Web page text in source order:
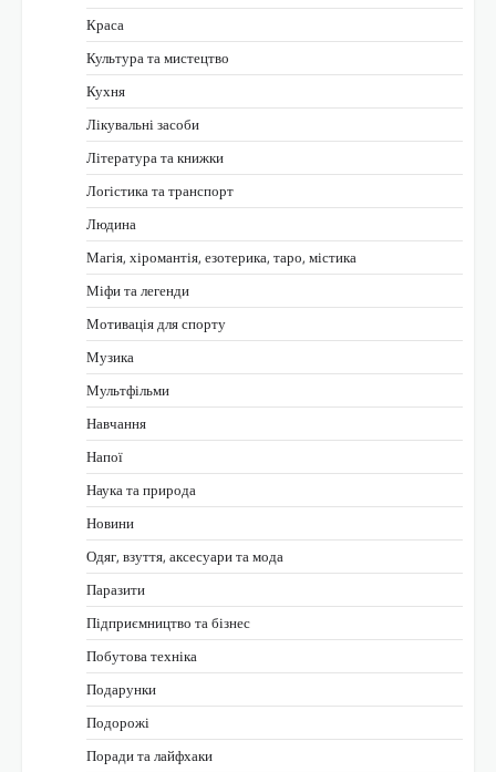
Краса
Культура та мистецтво
Кухня
Лікувальні засоби
Література та книжки
Логістика та транспорт
Людина
Магія, хіромантія, езотерика, таро, містика
Міфи та легенди
Мотивація для спорту
Музика
Мультфільми
Навчання
Напої
Наука та природа
Новини
Одяг, взуття, аксесуари та мода
Паразити
Підприємництво та бізнес
Побутова техніка
Подарунки
Подорожі
Поради та лайфхаки